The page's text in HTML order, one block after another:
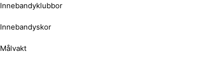
Innebandyklubbor
Innebandyskor
Målvakt